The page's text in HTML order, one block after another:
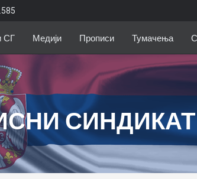
СГ Медији Прописи Тумачења